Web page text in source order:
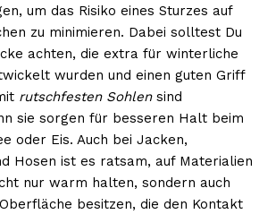
um das Risiko eines Sturzes auf
zu minimieren. Dabei solltest Du
achten, die extra für winterliche
wurden und einen guten Griff
rutschfesten Sohlensind
sie sorgen für besseren Halt beim
oder Eis. Auch bei Jacken,
Hosen ist es ratsam, auf Materialien
nur warm halten, sondern auch
besitzen, die den Kontakt